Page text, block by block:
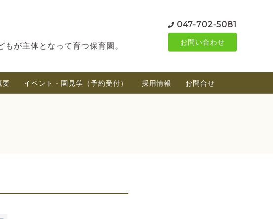
が主体となって育つ保育園。
047-702-5081
お問い合わせ
要 イベント・園見学（予約受付） 採用情報 お問合せ